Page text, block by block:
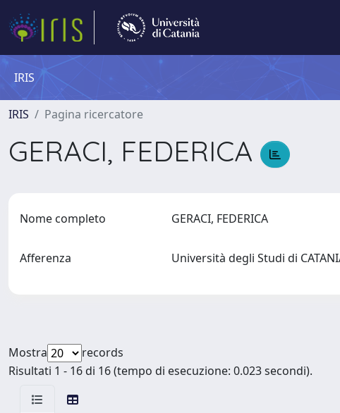
IRIS
IRIS Pagina ricercatore
GERACI, FEDERICA
Nome completo GERACI, FEDERICA
Afferenza Università degli Studi di
Mostra
records
Risultati 1 - 16 di 16 (tempo di esecuzione: 0.023 secondi).